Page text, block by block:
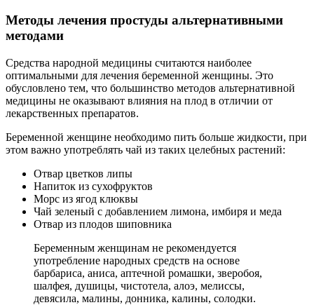
Методы лечения простуды альтернативными
методами
Средства народной медицины считаются наиболее
оптимальными для лечения беременной женщины. Это
обусловлено тем, что большинство методов альтернативной
медицины не оказывают влияния на плод в отличии от
лекарственных препаратов.
Беременной женщине необходимо пить больше жидкости, при
этом важно употреблять чай из таких целебных растений:
Отвар цветков липы
Напиток из сухофруктов
Морс из ягод клюквы
Чай зеленый с добавлением лимона, имбиря и меда
Отвар из плодов шиповника
Беременным женщинам не рекомендуется
употребление народных средств на основе
барбариса, аниса, аптечной ромашки, зверобоя,
шалфея, душицы, чистотела, алоэ, мелиссы,
девясила, малины, донника, калины, солодки.